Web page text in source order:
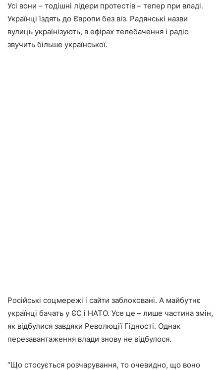
Усі вони – тодішні лідери протестів – тепер при владі.
Українці їздять до Європи без віз. Радянські назви
вулиць українізують, в ефірах телебачення і радіо
звучить більше української.
Російські соцмережі і сайти заблоковані. А майбутнє
українці бачать у ЄС і НАТО. Усе це – лише частина змін,
як відбулися завдяки Революції Гідності. Однак
перезавантаження влади знову не відбулося.
“Що стосується розчарування, то очевидно, що воно